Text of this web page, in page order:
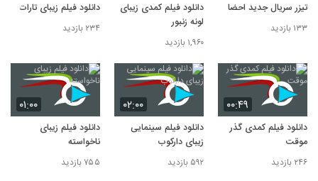
تیزر سریال جدید احضار
۱۳۳ بازدید
دانلود فیلم کمدی زیبای
لونه زنبور
۱,۹۶۰ بازدید
دانلود فیلم زیبای تارات
۲۳۴ بازدید
۰۰:۴۹
دانلود فیلم کمدی گذر
موقت
۲۴۶ بازدید
۰۲:۰۰
دانلود فیلم سینمایی
زیبای دارکوب
۵۹۲ بازدید
۰۱:۰۰
دانلود فیلم زیبای
ناخواسته
۷۵۵ بازدید